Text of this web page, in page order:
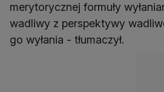
merytorycznej formuły
wadliwy z perspektywy
go wyłania - tłumaczył.